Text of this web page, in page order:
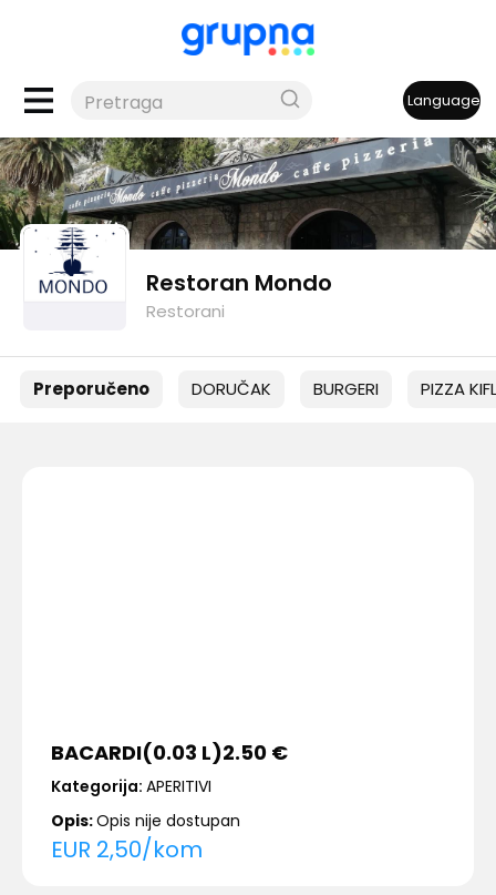
Language
Restoran Mondo
Restorani
Preporučeno DORUČAK BURGERI PIZZA
BACARDI​​​​​​​​​(0.03 L)​​2.50 €
Kategorija: APERITIVI
Opis:Opis nije dostupan
EUR 2,50/kom